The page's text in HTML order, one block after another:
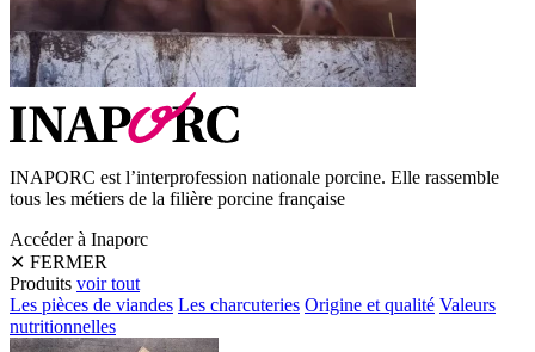
INAPORC est l’interprofession nationale porcine. Elle rassemble
tous les métiers de la filière porcine française
Accéder à Inaporc
✕ FERMER
Produits voir tout
Les pièces de viandes Les charcuteries Origine et qualité Valeurs
nutritionnelles